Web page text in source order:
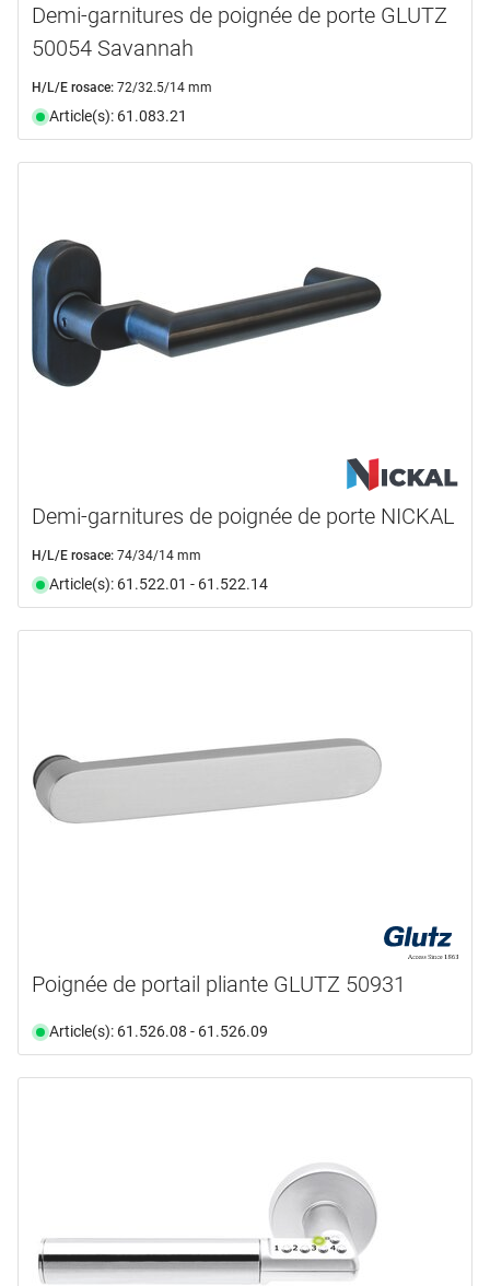
Demi-garnitures de poignée de porte GLUTZ
50054 Savannah
H/L/E rosace: 72/32.5/14 mm
Article(s): 61.083.21
Demi-garnitures de poignée de porte NICKAL
H/L/E rosace: 74/34/14 mm
Article(s): 61.522.01 - 61.522.14
Poignée de portail pliante GLUTZ 50931
Article(s): 61.526.08 - 61.526.09